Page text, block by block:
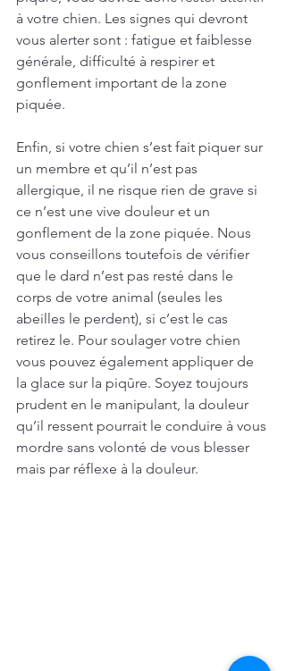
à votre chien. Les signes qui devront
vous alerter sont : fatigue et faiblesse
générale, difficulté à respirer et
gonflement important de la zone
piquée.
Enfin, si votre chien s’est fait piquer sur
un membre et qu’il n’est pas
allergique, il ne risque rien de grave si
ce n’est une vive douleur et un
gonflement de la zone piquée. Nous
vous conseillons toutefois de vérifier
que le dard n’est pas resté dans le
corps de votre animal (seules les
abeilles le perdent), si c’est le cas
retirez le. Pour soulager votre chien
vous pouvez également appliquer de
la glace sur la piqûre. Soyez toujours
prudent en le manipulant, la douleur
qu’il ressent pourrait le conduire à vous
mordre sans volonté de vous blesser
mais par réflexe à la douleur.